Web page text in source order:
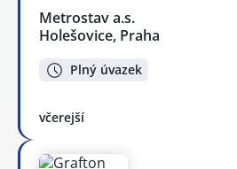
Metrostav a.s.
Holešovice, Praha
Plný úvazek
včerejší